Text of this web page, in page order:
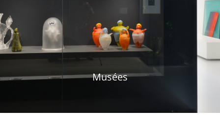
Musées